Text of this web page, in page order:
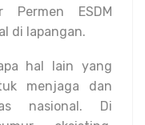
Permen ESDM
di lapangan.
hal lain yang
menjaga dan
nasional. Di